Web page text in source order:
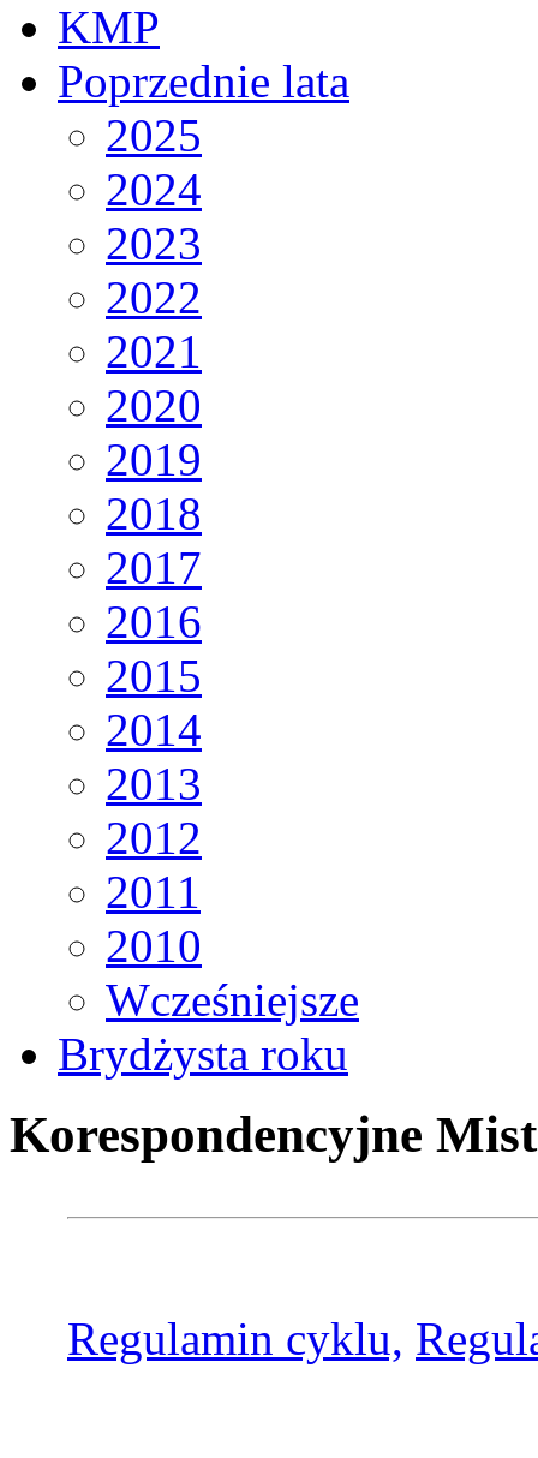
KMP
Poprzednie lata
2025
2024
2023
2022
2021
2020
2019
2018
2017
2016
2015
2014
2013
2012
2011
2010
Wcześniejsze
Brydżysta roku
Korespondencyjne
Regulamin cyklu,